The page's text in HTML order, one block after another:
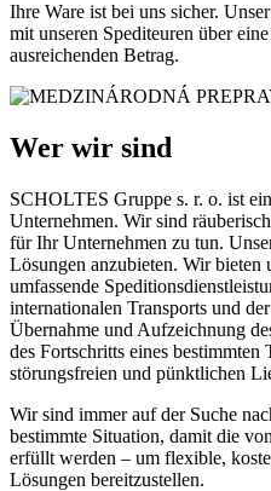
Ihre Ware ist bei uns sicher.
mit unseren Spediteuren über
ausreichenden Betrag.
Wer wir sind
SCHOLTES Gruppe s. r. o. ist
Unternehmen. Wir sind
für Ihr Unternehmen zu tun.
Lösungen anzubieten. Wir bieten
umfassende
internationalen Transports und
Übernahme und Aufzeichnung
des Fortschritts eines bestimmten
störungsfreien und pünktlichen
Wir sind immer auf der Suche
bestimmte Situation, damit die
erfüllt werden – um flexible,
Lösungen bereitzustellen.